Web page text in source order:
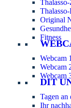
Original
Fitness
Webcam
Webcam
Webcam
DIT
Tagen an
Ihr